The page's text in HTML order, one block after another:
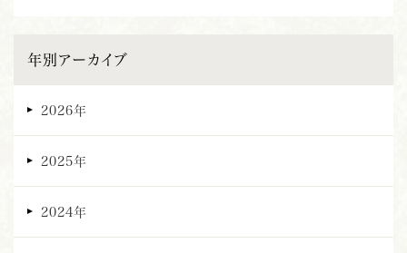
年別アーカイブ
2026年
2025年
2024年